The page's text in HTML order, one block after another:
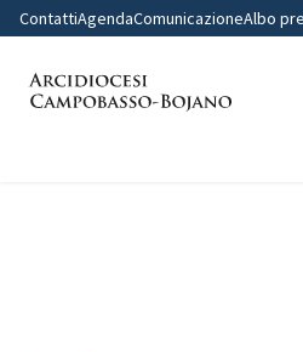
ContattiAgendaComunicazioneAlbo